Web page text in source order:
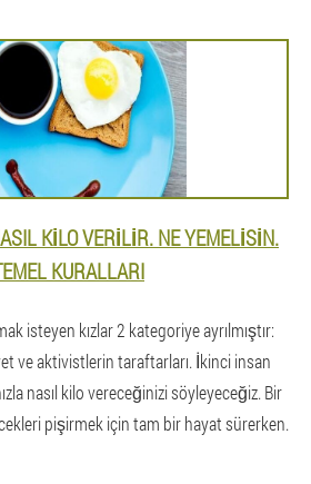
KILO VERILIR. NE YEMELISIN.
KURALLARI
isteyen kızlar 2 kategoriye ayrılmıştır:
ve aktivistlerin taraftarları. İkinci insan
nasıl kilo vereceğinizi söyleyeceğiz. Bir
pişirmek için tam bir hayat sürerken.